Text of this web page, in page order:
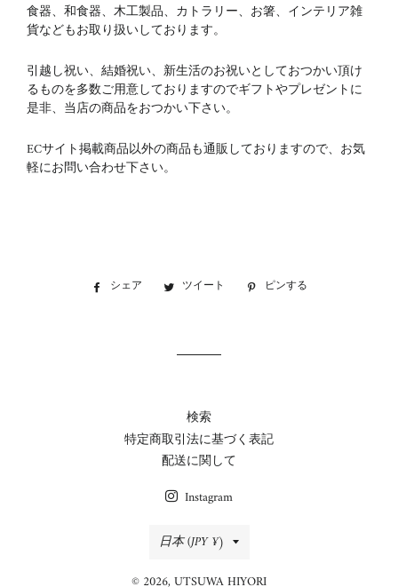
食器、和食器、木工製品、カトラリー、お箸、インテリア雑
貨などもお取り扱いしております。
引越し祝い、結婚祝い、新生活のお祝いとしておつかい頂け
るものを多数ご用意しておりますのでギフトやプレゼントに
是非、当店の商品をおつかい下さい。
ECサイト掲載商品以外の商品も通販しておりますので、お気
軽にお問い合わせ下さい。
シェア
Facebookツイート
Twitter ピンする
検索
特定商取引法に基づく表記
配送に関して
Instagram
国/
地
日本 (JPY ¥)
© 2026, UTSUWA HIYORI